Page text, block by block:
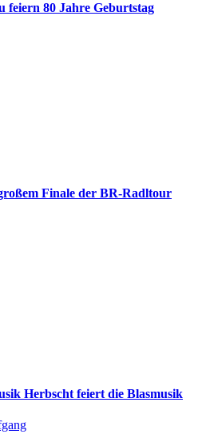
80 Jahre Geburtstag
Finale der BR-Radltour
Herbscht feiert die Blasmusik